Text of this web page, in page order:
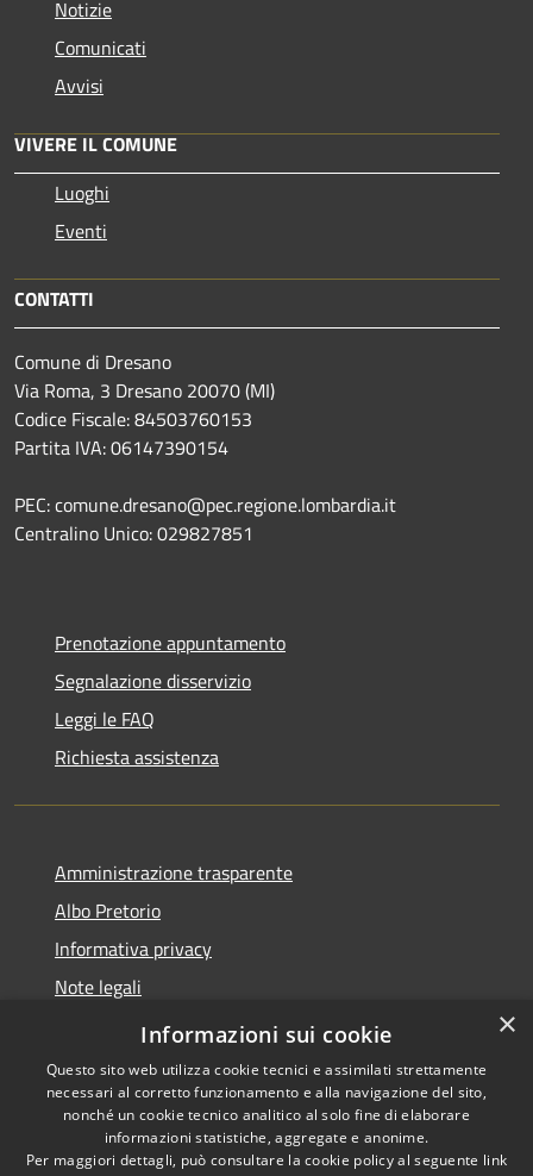
Notizie
Comunicati
Avvisi
VIVERE IL COMUNE
Luoghi
Eventi
CONTATTI
Comune di Dresano
Via Roma, 3 Dresano 20070 (MI)
Codice Fiscale: 84503760153
Partita IVA: 06147390154
PEC: comune.dresano@pec.regione.lombardia.it
Centralino Unico: 029827851
Prenotazione appuntamento
Segnalazione disservizio
Leggi le FAQ
Richiesta assistenza
Amministrazione trasparente
Albo Pretorio
Informativa privacy
Note legali
Dichiarazione di accessibilità
Copyright © 2026 • Comune di
×
Informazioni sui cookie
Questo sito web utilizza cookie tecnici e assimilati strettamente
necessari al corretto funzionamento e alla navigazione del sito,
nonché un cookie tecnico analitico al solo fine di elaborare
informazioni statistiche, aggregate e anonime.
Per maggiori dettagli, può consultare la cookie policy al seguente link